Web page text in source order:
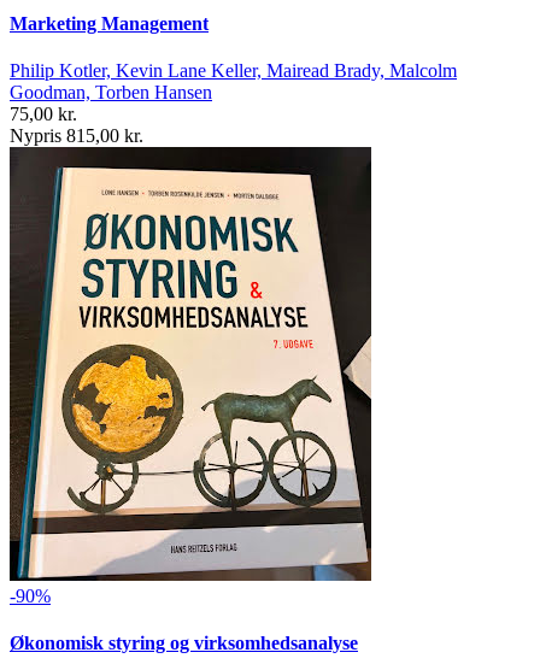
Marketing Management
Philip Kotler, Kevin Lane Keller, Mairead Brady, Malcolm
Goodman, Torben Hansen
75,00 kr.
Nypris 815,00 kr.
-90%
Økonomisk styring og virksomhedsanalyse